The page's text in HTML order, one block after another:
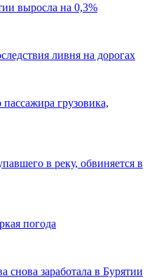
выросла на 0,3%
ливня на дорогах
грузовика,
в реку, обвиняется в
погода
снова заработала в Бурятии